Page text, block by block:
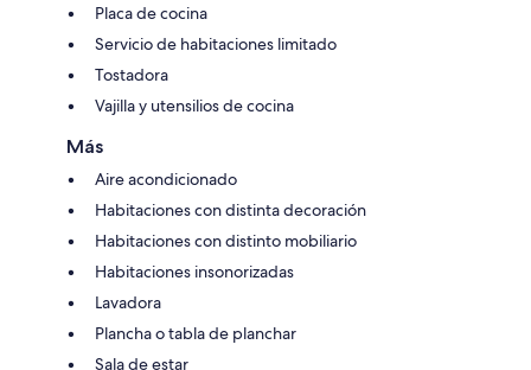
Placa de cocina
Servicio de habitaciones limitado
Tostadora
Vajilla y utensilios de cocina
Más
Aire acondicionado
Habitaciones con distinta decoración
Habitaciones con distinto mobiliario
Habitaciones insonorizadas
Lavadora
Plancha o tabla de planchar
Sala de estar